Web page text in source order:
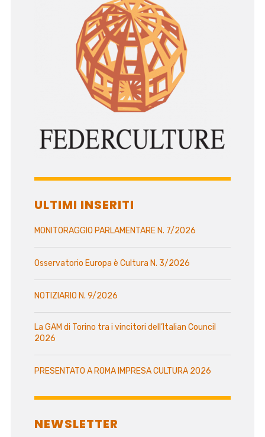
ULTIMI INSERITI
MONITORAGGIO PARLAMENTARE N. 7/2026
Osservatorio Europa è Cultura N. 3/2026
NOTIZIARIO N. 9/2026
La GAM di Torino tra i vincitori dell’Italian Council
2026
PRESENTATO A ROMA IMPRESA CULTURA 2026
NEWSLETTER